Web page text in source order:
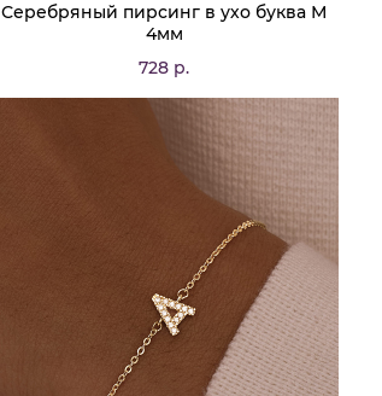
Серебряный пирсинг в ухо буква М
4мм
728 р.